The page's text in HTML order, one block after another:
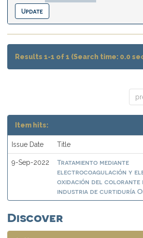
Results 1-1 of 1 (Search time: 0.0
Item hits:
Issue Date Title
9-Sep-2022
Tratamiento mediante
electrocoagulación y
oxidación del colorante
industria de curtiduría
Discover